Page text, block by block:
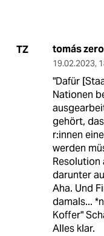
TZ tomás
19.02.2023,
"Dafür
Nationen
gehört,
r:in­nen
werden
Resolution
darunter
Aha. Und
damals...
Koffer"
Alles klar.